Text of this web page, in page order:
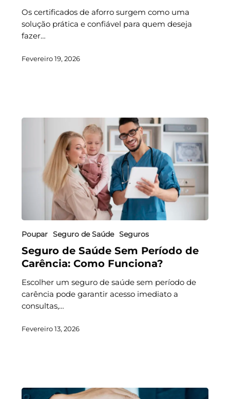
Os certificados de aforro surgem como uma
solução prática e confiável para quem deseja
fazer…
Fevereiro 19, 2026
Poupar Seguro de Saúde Seguros
Seguro de Saúde Sem Período de
Carência: Como Funciona?
Escolher um seguro de saúde sem período de
carência pode garantir acesso imediato a
consultas,…
Fevereiro 13, 2026